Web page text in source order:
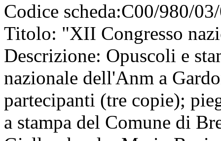
Codice scheda:C00/980/
Titolo: "XII Congresso
Descrizione: Opuscoli e
nazionale dell'Anm a
partecipanti (tre copie);
a stampa del Comune di